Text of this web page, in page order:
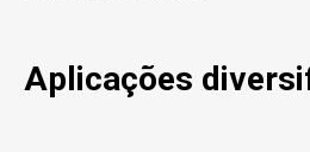
Aplicações